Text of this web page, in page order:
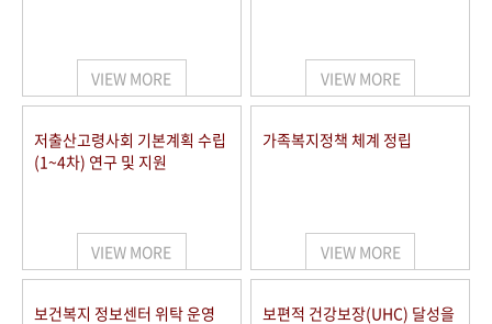
VIEW MORE VIEW MORE
저출산고령사회 기본계획 수립
(1~4차) 연구 및 지원
VIEW MORE
가족복지정책 체계 정립
VIEW MORE
보건복지 정보센터 위탁 운영
보편적 건강보장(UHC) 달성을